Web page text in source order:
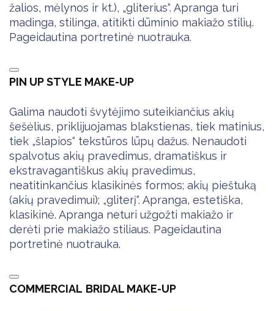
žalios, mėlynos ir kt.), „gliterius“. Apranga turi
madinga, stilinga, atitikti dūminio makiažo stilių.
Pageidautina portretinė nuotrauka.
PIN UP STYLE MAKE-UP
Galima naudoti švytėjimo suteikiančius akių
šešėlius, priklijuojamas blakstienas, tiek matinius,
tiek „šlapios“ tekstūros lūpų dažus. Nenaudoti
spalvotus akių pravedimus, dramatiškus ir
ekstravagantiškus akių pravedimus,
neatitinkančius klasikinės formos; akių pieštuką
(akių pravedimui); „gliterį“. Apranga, estetiška,
klasikinė. Apranga neturi užgožti makiažo ir
derėti prie makiažo stiliaus. Pageidautina
portretinė nuotrauka.
COMMERCIAL BRIDAL MAKE-UP